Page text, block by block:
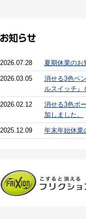
2026.07.28 夏期休業のお
2026.03.05
消せる3色ペ
ルスイッチ』
2026.02.12
消せる3色ボ
加しました。
2025.12.09 年末年始休業
夏期休業のお
2025.05.20
日経トレン
ん大賞2025]